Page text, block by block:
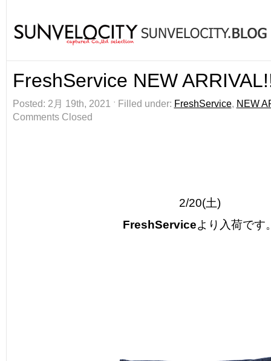
FreshService NEW
Posted: 2月 19th, 2021 ˑ Filled under: FreshService, NEW
Comments Closed
2/20(土)
FreshServiceより入荷です